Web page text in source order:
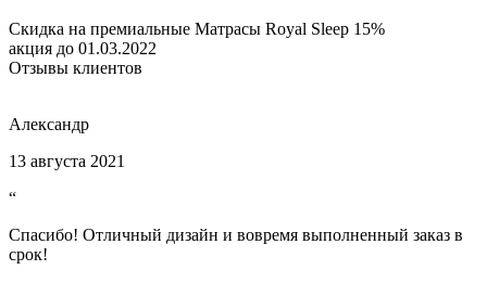
Скидка на премиальные Матрасы Royal Sleep 15%
акция до 01.03.2022
Отзывы клиентов
Александр
13 августа 2021
“
Спасибо! Отличный дизайн и вовремя выполненный заказ в
срок!